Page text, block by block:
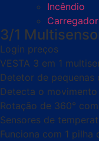
Incêndio
3/1
Login preços
VESTA 3 em 1
Detetor de pequenas
Detecta o
Rotação de 360°
Sensores de
Funciona com 1 pilha